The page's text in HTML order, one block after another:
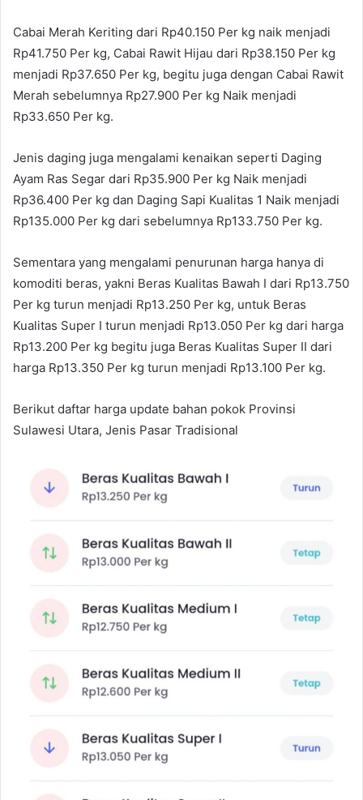
Cabai Merah Keriting dari Rp40.150 Per kg naik menjadi
Rp41.750 Per kg, Cabai Rawit Hijau dari Rp38.150 Per kg
menjadi Rp37.650 Per kg, begitu juga dengan Cabai Rawit
Merah sebelumnya Rp27.900 Per kg Naik menjadi
Rp33.650 Per kg.
Jenis daging juga mengalami kenaikan seperti Daging
Ayam Ras Segar dari Rp35.900 Per kg Naik menjadi
Rp36.400 Per kg dan Daging Sapi Kualitas 1 Naik menjadi
Rp135.000 Per kg dari sebelumnya Rp133.750 Per kg.
Sementara yang mengalami penurunan harga hanya di
komoditi beras, yakni Beras Kualitas Bawah I dari Rp13.750
Per kg turun menjadi Rp13.250 Per kg, untuk Beras
Kualitas Super I turun menjadi Rp13.050 Per kg dari harga
Rp13.200 Per kg begitu juga Beras Kualitas Super II dari
harga Rp13.350 Per kg turun menjadi Rp13.100 Per kg.
Berikut daftar harga update bahan pokok Provinsi
Sulawesi Utara, Jenis Pasar Tradisional